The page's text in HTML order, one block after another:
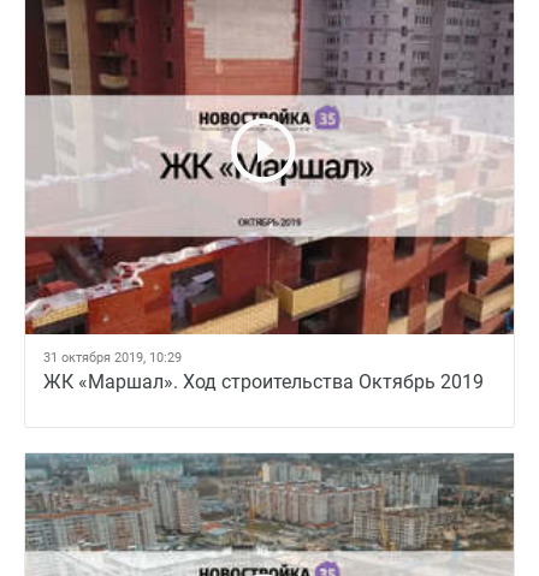
31 октября 2019, 10:29
ЖК «Маршал». Ход строительства Октябрь 2019